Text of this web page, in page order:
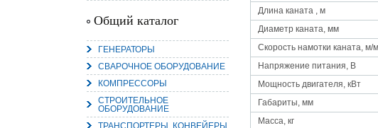
Общий каталог
ГЕНЕРАТОРЫ
СВАРОЧНОЕ ОБОРУДОВАНИЕ
КОМПРЕССОРЫ
СТРОИТЕЛЬНОЕ
ОБОРУДОВАНИЕ
ТРАНСПОРТЕРЫ, КОНВЕЙЕРЫ
Акция
Товар
28.02.2017
Наклонный
Оборудование в
Стоимость 260
Длина каната , м
Диаметр каната, мм
Скорость намотки каната, м/
Напряжение питания, В
Мощность двигателя, кВт
Габариты, мм
Масса, кг